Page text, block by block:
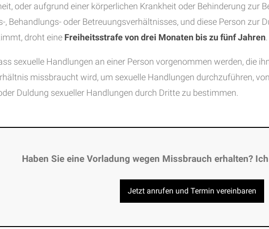
oder aufgrund einer körperlichen Krankheit oder Behinderung zur
, Behandlungs- oder Betreuungsverhältnisses, und diese Person zur
droht eine Freiheitsstrafe von drei Monaten bis zu fünf Jahren
sexuelle Handlungen an einer Person vorgenommen werden, die
missbraucht wird, um sexuelle Handlungen durchzuführen,
Duldung sexueller Handlungen durch Dritte zu bestimmen.
Haben Sie eine Vorladung wegen Missbrauch erhalten?
Jetzt anrufen und Termin vereinbaren